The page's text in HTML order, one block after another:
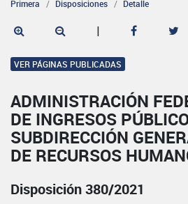
Primera Disposiciones Detalle
|
VER PÁGINAS PUBLICADAS
ADMINISTRACIÓN
DE INGRESOS
SUBDIRECCIÓN
DE RECURSOS
Disposición 380/2021